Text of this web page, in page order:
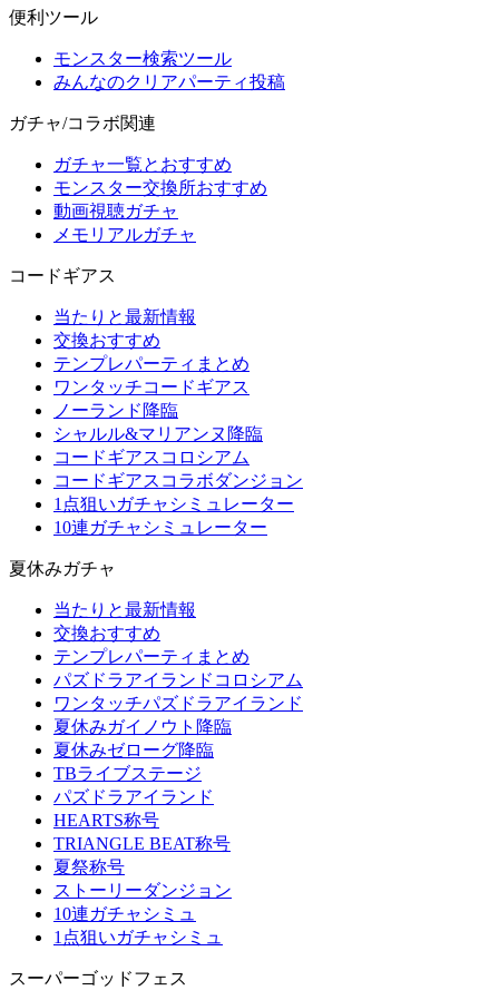
便利ツール
モンスター検索ツール
みんなのクリアパーティ投稿
ガチャ/コラボ関連
ガチャ一覧とおすすめ
モンスター交換所おすすめ
動画視聴ガチャ
メモリアルガチャ
コードギアス
当たりと最新情報
交換おすすめ
テンプレパーティまとめ
ワンタッチコードギアス
ノーランド降臨
シャルル&マリアンヌ降臨
コードギアスコロシアム
コードギアスコラボダンジョン
1点狙いガチャシミュレーター
10連ガチャシミュレーター
夏休みガチャ
当たりと最新情報
交換おすすめ
テンプレパーティまとめ
パズドラアイランドコロシアム
ワンタッチパズドラアイランド
夏休みガイノウト降臨
夏休みゼローグ降臨
TBライブステージ
パズドラアイランド
HEARTS称号
TRIANGLE BEAT称号
夏祭称号
ストーリーダンジョン
10連ガチャシミュ
1点狙いガチャシミュ
スーパーゴッドフェス